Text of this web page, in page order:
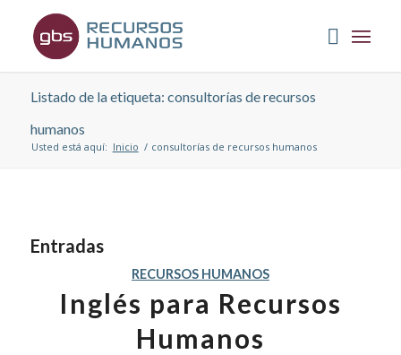
Listado de la etiqueta: consultorías de recursos
humanos
Usted está aquí: Inicio / consultorías de recursos humanos
Entradas
RECURSOS HUMANOS
Inglés para Recursos
Humanos